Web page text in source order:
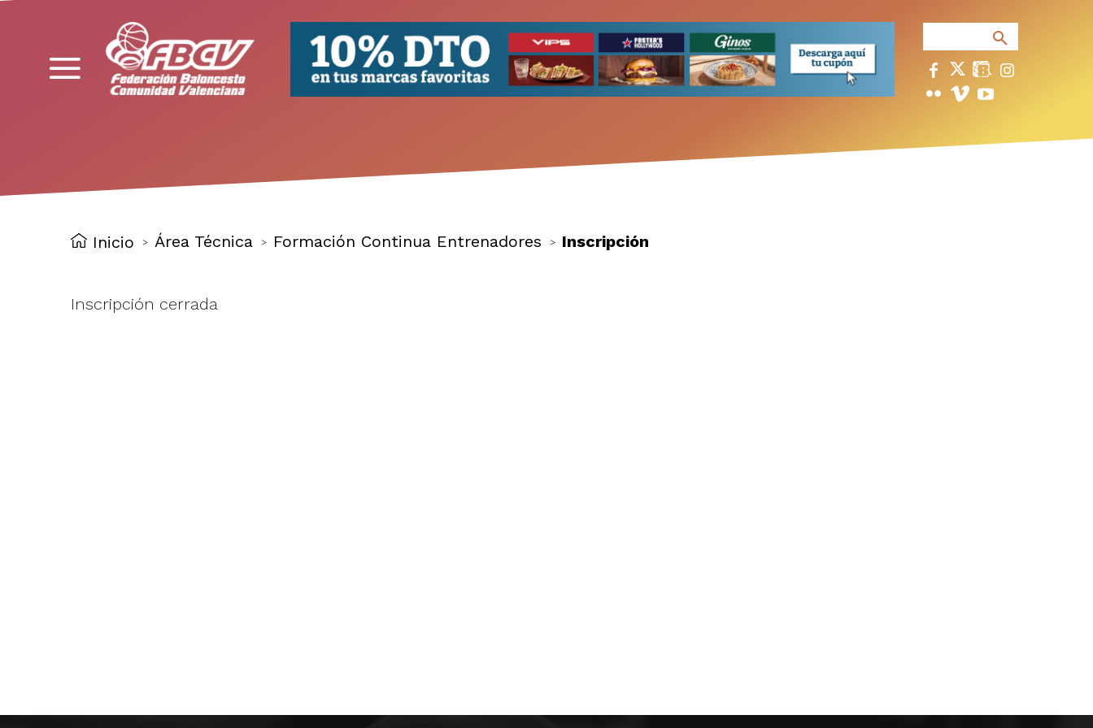
Inicio > Área Técnica > Formación Continua Entrenadores > Inscripción
Inscripción cerrada